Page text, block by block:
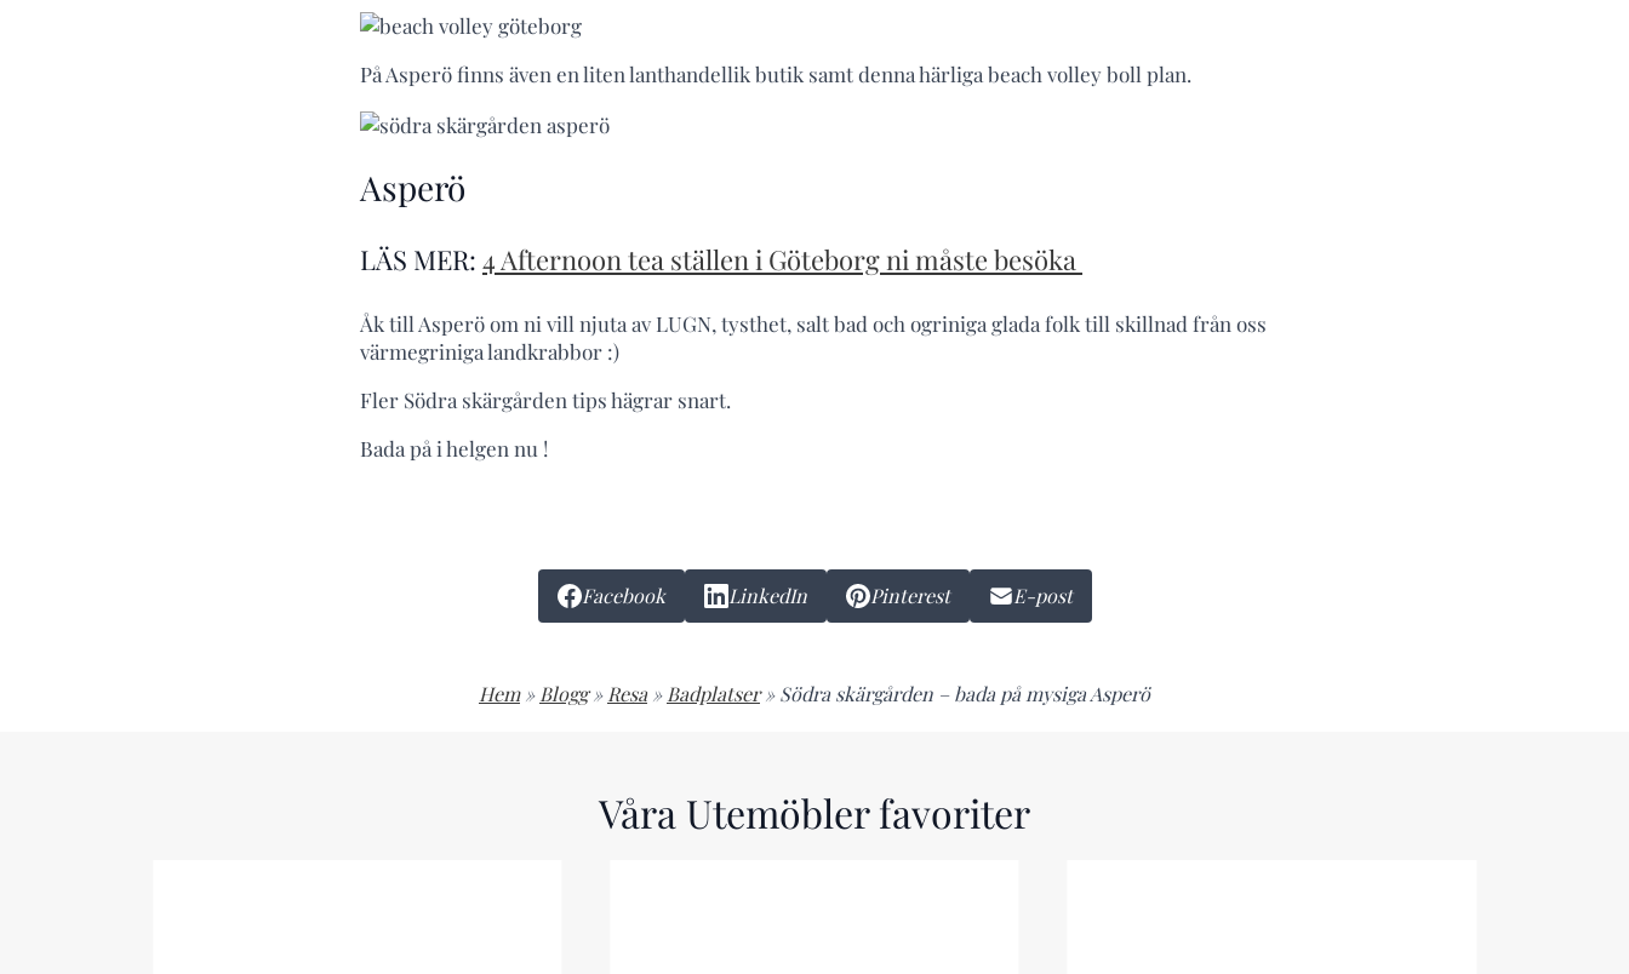
På Asperö finns även en liten lanthandellik butik samt denna härliga beach volley boll plan.
Asperö
LÄS MER: 4 Afternoon tea ställen i Göteborg ni måste besöka
Åk till Asperö om ni vill njuta av LUGN, tysthet, salt bad och ogriniga glada folk till skillnad från oss
värmegriniga landkrabbor :)
Fler Södra skärgården tips hägrar snart.
Bada på i helgen nu !
Facebook LinkedIn Pinterest E-post
Hem » Blogg » Resa » Badplatser » Södra skärgården – bada på mysiga Asperö
Våra Utemöbler favoriter